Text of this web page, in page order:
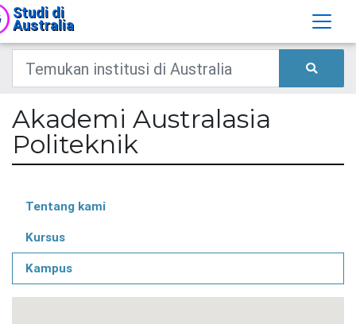
Studi di
Australia
Akademi Australasia
Politeknik
Tentang kami
Kursus
Kampus